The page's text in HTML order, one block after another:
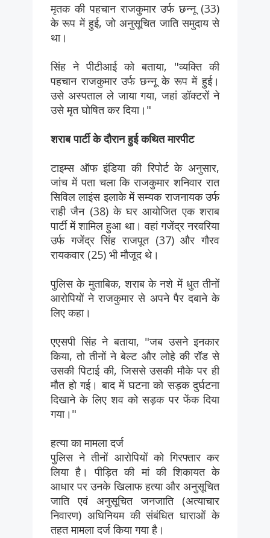
मृतक की पहचान राजकुमार उर्फ छन्नू (33)
के रूप में हुई, जो अनुसूचित जाति समुदाय से
था।
सिंह ने पीटीआई को बताया, "व्यक्ति की
पहचान राजकुमार उर्फ छन्नू के रूप में हुई।
उसे अस्पताल ले जाया गया, जहां डॉक्टरों ने
उसे मृत घोषित कर दिया।"
शराब पार्टी के दौरान हुई कथित मारपीट
टाइम्स ऑफ इंडिया की रिपोर्ट के अनुसार,
जांच में पता चला कि राजकुमार शनिवार रात
सिविल लाइंस इलाके में सम्यक राजनायक उर्फ
राही जैन (38) के घर आयोजित एक शराब
पार्टी में शामिल हुआ था। वहां गजेंद्र नरवरिया
उर्फ गजेंद्र सिंह राजपूत (37) और गौरव
रायकवार (25) भी मौजूद थे।
पुलिस के मुताबिक, शराब के नशे में धुत तीनों
आरोपियों ने राजकुमार से अपने पैर दबाने के
लिए कहा।
एएसपी सिंह ने बताया, "जब उसने इनकार
किया, तो तीनों ने बेल्ट और लोहे की रॉड से
उसकी पिटाई की, जिससे उसकी मौके पर ही
मौत हो गई। बाद में घटना को सड़क दुर्घटना
दिखाने के लिए शव को सड़क पर फेंक दिया
गया।"
हत्या का मामला दर्ज
पुलिस ने तीनों आरोपियों को गिरफ्तार कर
लिया है। पीड़ित की मां की शिकायत के
आधार पर उनके खिलाफ हत्या और अनुसूचित
जाति एवं अनुसूचित जनजाति (अत्याचार
निवारण) अधिनियम की संबंधित धाराओं के
तहत मामला दर्ज किया गया है।